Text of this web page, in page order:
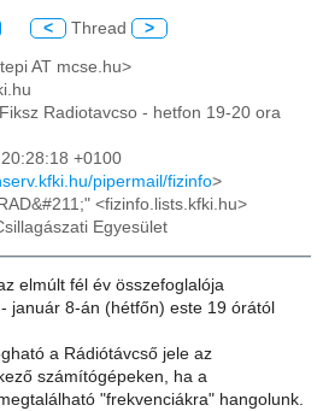
< Thread >
AT mcse.hu>
Radiotavcso - hetfon 19-20 ora
+0100
pipermail/fizinfo>
<fizinfo.lists.kfki.hu>
Egyesület
elmúlt fél év összefoglalója
január 8-án (hétfőn) este 19 órától
a Rádiótávcső jele az
számítógépeken, ha a
"frekvenciákra" hangolunk.